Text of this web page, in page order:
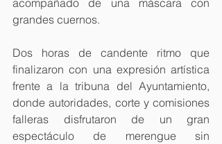
acompañado de una máscara con
grandes cuernos.
Dos horas de candente ritmo que
finalizaron con una expresión artística
frente a la tribuna del Ayuntamiento,
donde autoridades, corte y comisiones
falleras disfrutaron de un gran
espectáculo de merengue sin